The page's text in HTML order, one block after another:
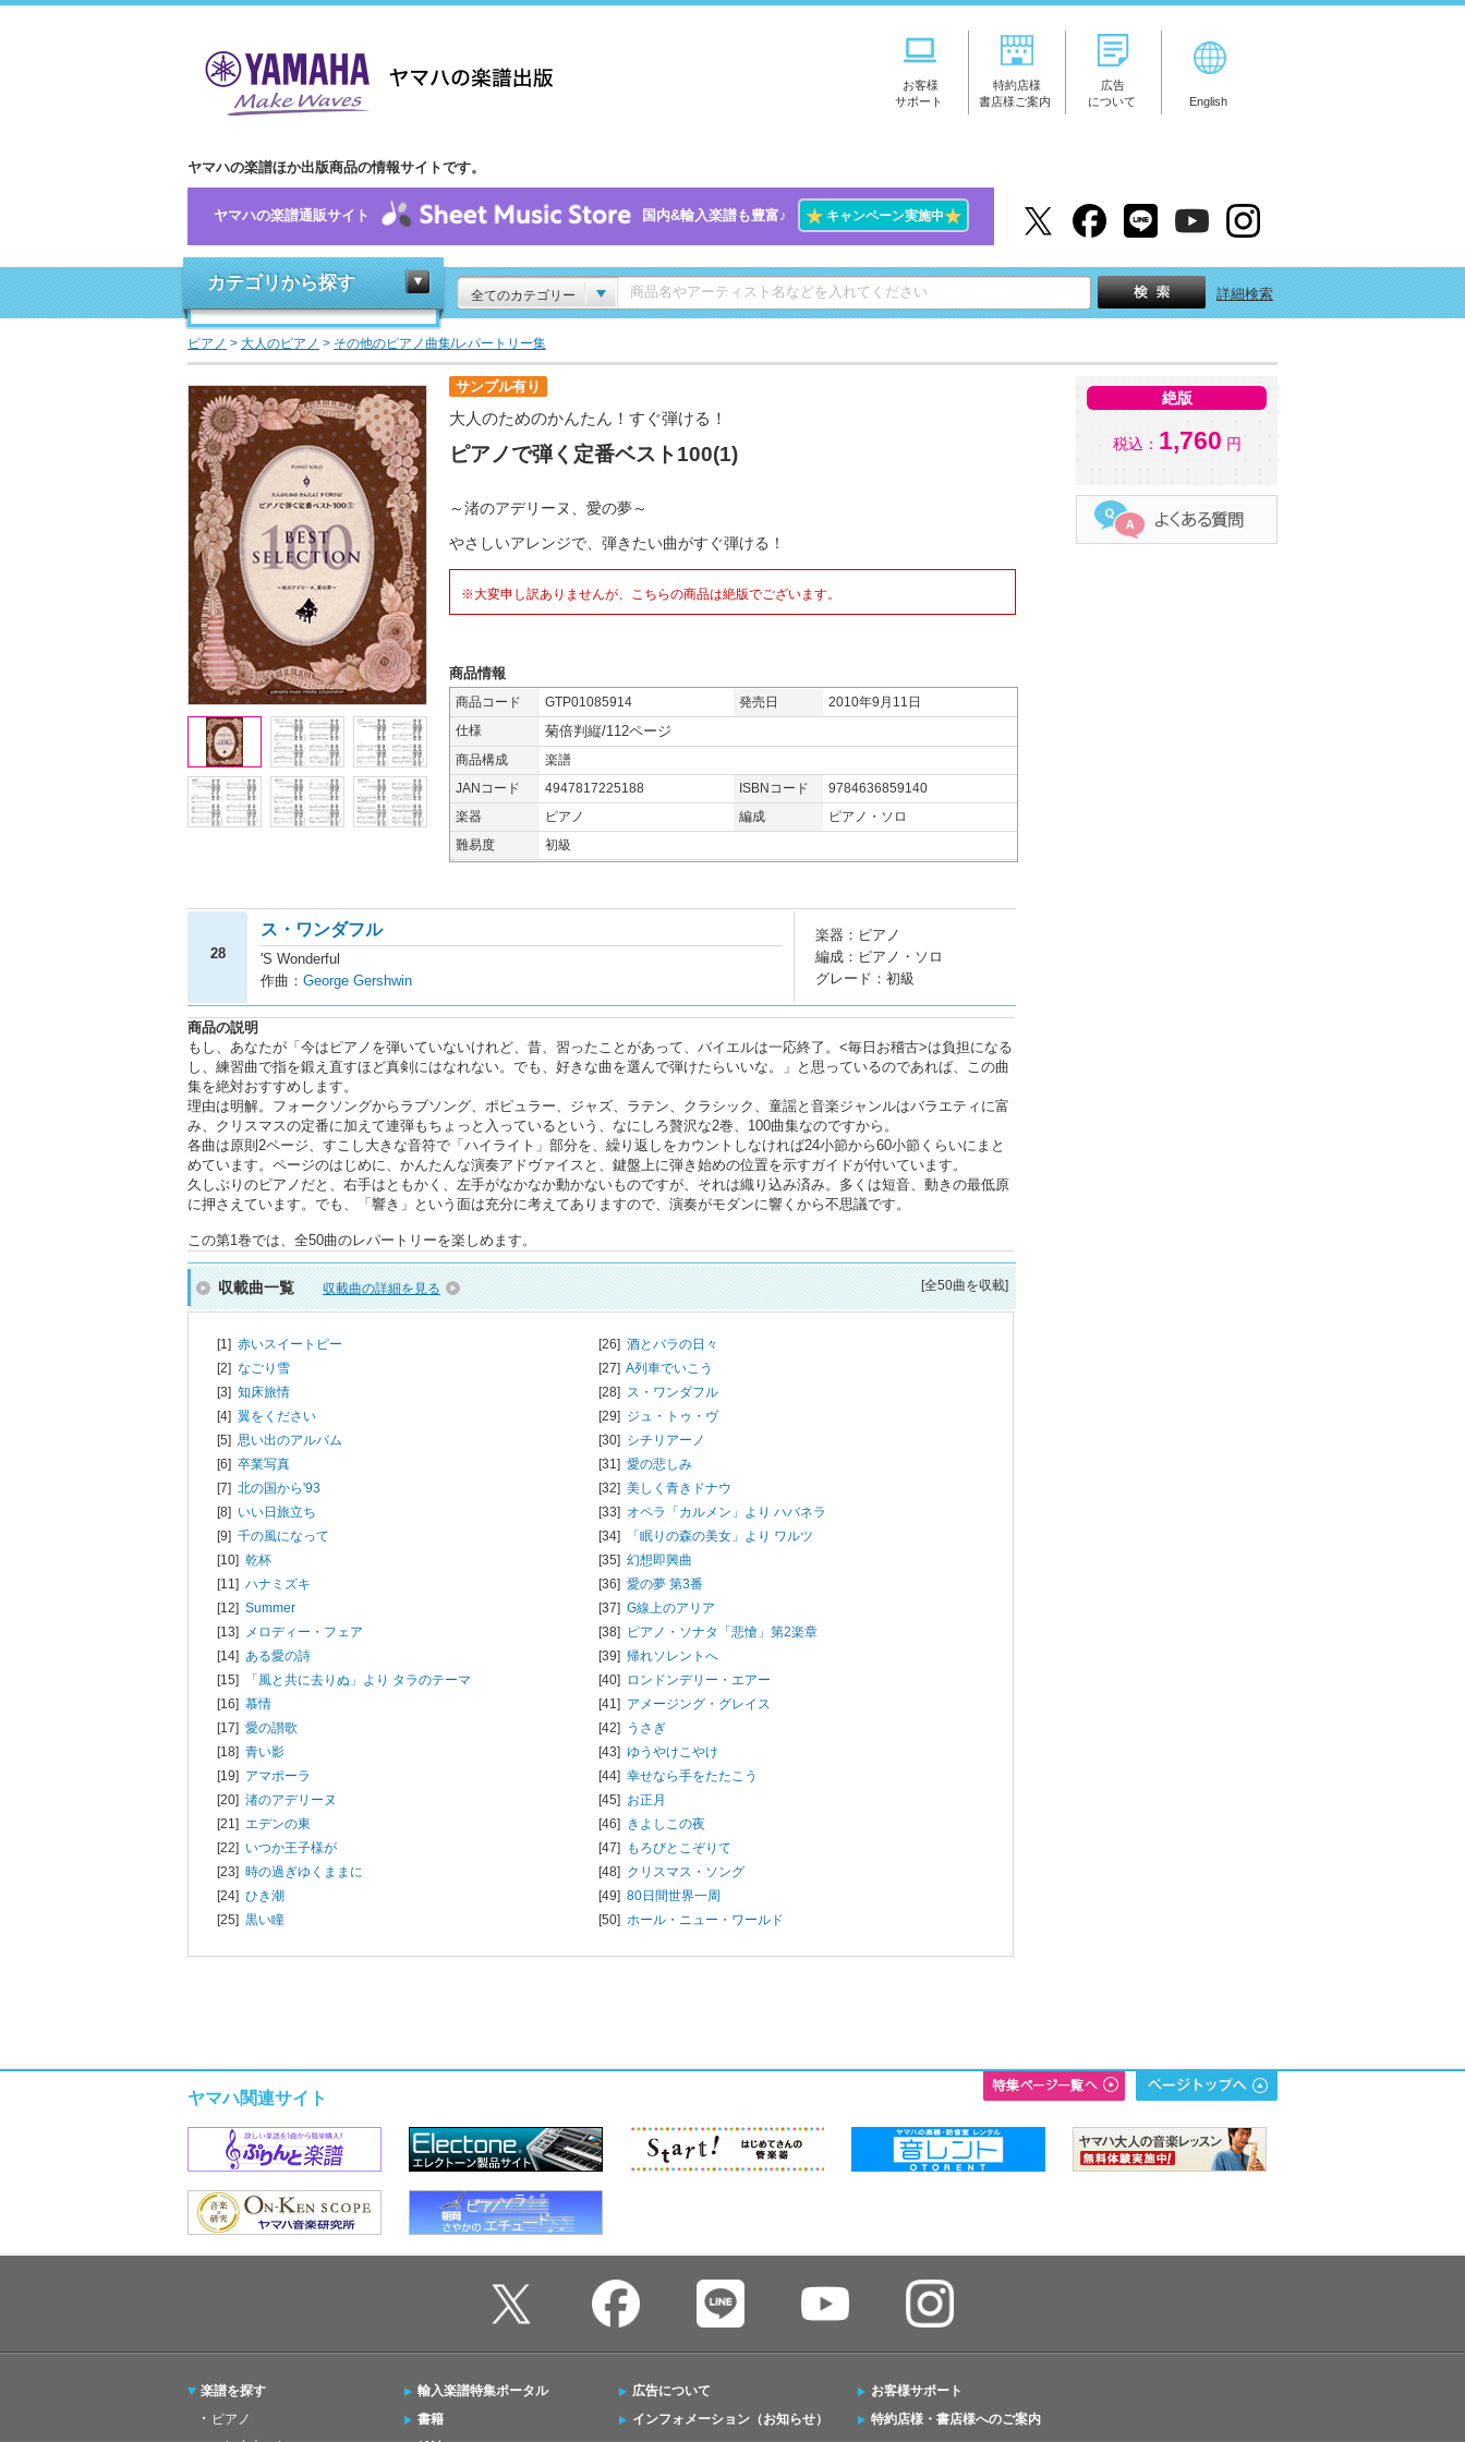
お客様
サポート
特約店様
書店様ご案内
広告
について
English
ヤマハの楽譜ほか出版商品の情報サイトです。
ヤマハの楽譜通販サイト 国内&輸入楽譜も豊富♪ ★キャンペーン実施中★
カテゴリから探す
全てのカテゴリー 詳細検索
ピアノ > 大人のピアノ > その他のピアノ曲集/レパートリー集
サンプル有り
大人のためのかんたん！すぐ弾ける！
ピアノで弾く定番ベスト100(1)
～渚のアデリーヌ、愛の夢～
やさしいアレンジで、弾きたい曲がすぐ弾ける！
※大変申し訳ありませんが、こちらの商品は絶版でございます。
商品情報
商品コード GTP01085914 発売日
2010年9月11日
仕様
菊倍判縦/112ページ
商品構成
楽譜
JANコード
4947817225188 ISBNコード
9784636859140
楽器
ピアノ 編成
ピアノ・ソロ
難易度
初級
28
ス・ワンダフル
'S Wonderful
作曲： George Gershwin
楽器：ピアノ
編成：ピアノ・ソロ
グレード：初級
商品の説明
もし、あなたが「今はピアノを弾いていないけれど、昔、習ったことがあって、バイエルは一応終了。<毎日お稽古>は負担になる
し、練習曲で指を鍛え直すほど真剣にはなれない。でも、好きな曲を選んで弾けたらいいな。」と思っているのであれば、この曲
集を絶対おすすめします。
理由は明解。フォークソングからラブソング、ポピュラー、ジャズ、ラテン、クラシック、童謡と音楽ジャンルはバラエティに富
み、クリスマスの定番に加えて連弾もちょっと入っているという、なにしろ贅沢な2巻、100曲集なのですから。
各曲は原則2ページ、すこし大きな音符で「ハイライト」部分を、繰り返しをカウントしなければ24小節から60小節くらいにまと
めています。ページのはじめに、かんたんな演奏アドヴァイスと、鍵盤上に弾き始めの位置を示すガイドが付いています。
久しぶりのピアノだと、右手はともかく、左手がなかなか動かないものですが、それは織り込み済み。多くは短音、動きの最低原
に押さえています。でも、「響き」という面は充分に考えてありますので、演奏がモダンに響くから不思議です。
この第1巻では、全50曲のレパートリーを楽しめます。
収載曲一覧 収載曲の詳細を見る [全50曲を収載]
[1] 赤いスイートピー
[2] なごり雪
[3] 知床旅情
[4] 翼をください
[5] 思い出のアルバム
[6] 卒業写真
[7] 北の国から'93
[8] いい日旅立ち
[9] 千の風になって
[10] 乾杯
[11] ハナミズキ
[12] Summer
[13] メロディー・フェア
[14] ある愛の詩
[15]
「風と共に去りぬ」より タラのテーマ
[16] 慕情
[17] 愛の讃歌
[18] 青い影
[19] アマポーラ
[20] 渚のアデリーヌ
[21] エデンの東
[22] いつか王子様が
[23] 時の過ぎゆくままに
[24] ひき潮
[25] 黒い瞳
[26] 酒とバラの日々
[27] A列車でいこう
[28] ス・ワンダフル
[29] ジュ・トゥ・ヴ
[30] シチリアーノ
[31] 愛の悲しみ
[32] 美しく青きドナウ
[33] オペラ「カルメン」より ハバネラ
[34]
「眠りの森の美女」より ワルツ
[35] 幻想即興曲
[36] 愛の夢 第3番
[37] G線上のアリア
[38] ピアノ・ソナタ「悲愴」第2楽章
[39] 帰れソレントへ
[40] ロンドンデリー・エアー
[41] アメージング・グレイス
[42] うさぎ
[43] ゆうやけこやけ
[44] 幸せなら手をたたこう
[45] お正月
[46] きよしこの夜
[47] もろびとこぞりて
[48] クリスマス・ソング
[49] 80日間世界一周
[50] ホール・ニュー・ワールド
絶版
税込： 1,760 円
ヤマハ関連サイト
楽譜を探す
ピアノ
輸入楽譜特集ポータル
書籍
広告について
インフォメーション（お知らせ）
お客様サポート
特約店様・書店様へのご案内